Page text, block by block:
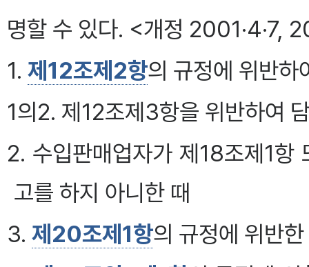
명할 수 있다. <개정 2001·4·7,
1. 제12조제2항의 규정에 위반하
1의2. 제12조제3항을 위반하여
2. 수입판매업자가 제18조제1항
고를 하지 아니한 때
3. 제20조제1항의 규정에 위반